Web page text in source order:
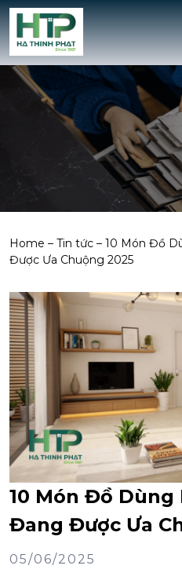
Home – Tin tức – 10 Món Đồ
Được Ưa Chuộng 2025
10 Món Đồ Dùng
Đang Được Ưa
05/06/2025